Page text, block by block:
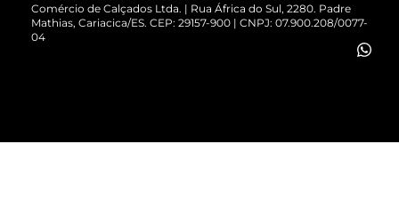
Vendas Corporativas
Comércio de Calçados Ltda. | Rua África do Sul, 2280. Padre
Mathias, Cariacica/ES. CEP: 29157-900 | CNPJ: 07.900.208/0077-
04